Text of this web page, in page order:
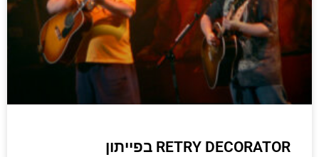
הכנסו עכשיו
RETRY DECORATOR בפייתון